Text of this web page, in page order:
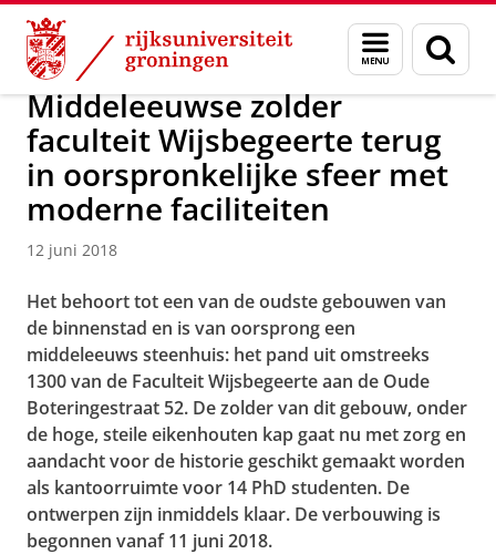
Skip
Content
Skip
Navigation
Menu
en
zoeken
Over ons Actueel Nieuws Nieuwsberichten
Middeleeuwse zolder
faculteit Wijsbegeerte terug
in oorspronkelijke sfeer met
moderne faciliteiten
12 juni 2018
Het behoort tot een van de oudste gebouwen van
de binnenstad en is van oorsprong een
middeleeuws steenhuis: het pand uit omstreeks
1300 van de Faculteit Wijsbegeerte aan de Oude
Boteringestraat 52. De zolder van dit gebouw, onder
de hoge, steile eikenhouten kap gaat nu met zorg en
aandacht voor de historie geschikt gemaakt worden
als kantoorruimte voor 14 PhD studenten. De
ontwerpen zijn inmiddels klaar. De verbouwing is
begonnen vanaf 11 juni 2018.